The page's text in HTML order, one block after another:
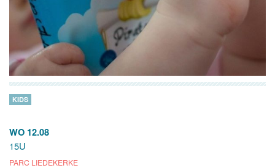
WO 12.08
15U
PARC LIEDEKERKE
KIDS